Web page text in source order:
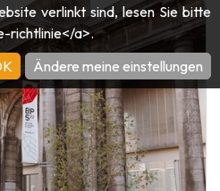
FÜR
verlinkt sind, lesen Sie bitte
richtlinie</a>.
Ändere meine einstellungen